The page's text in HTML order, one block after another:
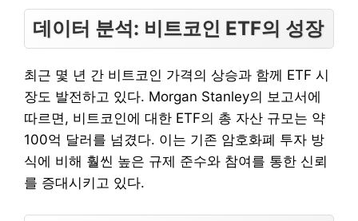
데이터 분석: 비트코인 ETF의 성장
최근 몇 년 간 비트코인 가격의 상승과 함께 ETF 시
장도 발전하고 있다. Morgan Stanley의 보고서에
따르면, 비트코인에 대한 ETF의 총 자산 규모는 약
100억 달러를 넘겼다. 이는 기존 암호화폐 투자 방
식에 비해 훨씬 높은 규제 준수와 참여를 통한 신뢰
를 증대시키고 있다.